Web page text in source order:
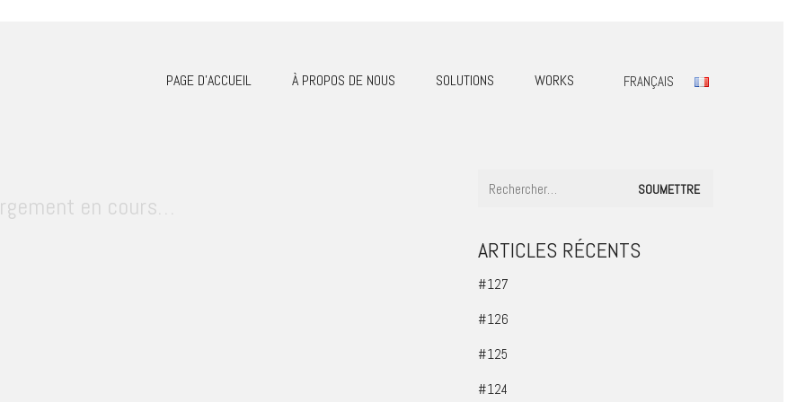
FRANÇAIS
PAGE D’ACCUEIL À PROPOS DE NOUS SOLUTIONS WORKS
en cours…
ARTICLES RÉCENTS
#127
#126
#125
#124